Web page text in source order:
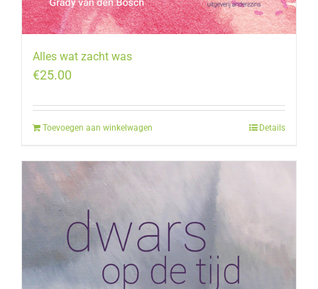
Alles wat zacht was
€25.00
Toevoegen aan winkelwagen Details